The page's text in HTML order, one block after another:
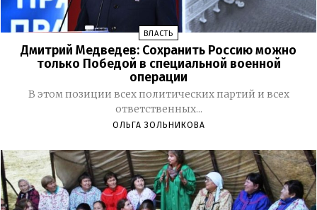
ВЛАСТЬ
Дмитрий Медведев: Сохранить Россию можно
только Победой в специальной военной
операции
В этом позиции всех политических партий и всех
ответственных...
ОЛЬГА ЗОЛЬНИКОВА